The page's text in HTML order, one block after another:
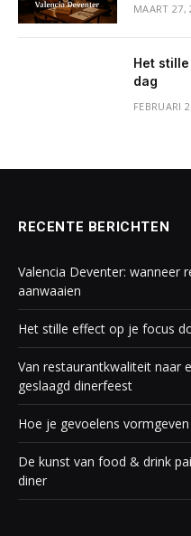
MAART 27,
Het
dag
FEBRUARI
RECENTE BERICHTEN
Valencia Deventer: wanneer
aanwaaien
Het stille effect op je focus
Van restaurantkwaliteit naar
geslaagd dinerfeest
Hoe je gevoelens
De kunst van food & drink
diner